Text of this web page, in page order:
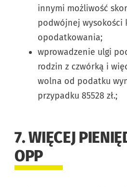
innymi możliwość
podwójnej wysokości
opodatkowania;
wprowadzenie ulgi
rodzin z czwórką i
wolna od podatku
przypadku 85528 zł.;
7. WIĘCEJ
OPP